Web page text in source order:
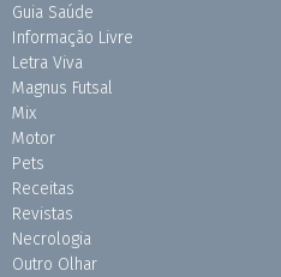
Guia Saúde
Informação Livre
Letra Viva
Magnus Futsal
Mix
Motor
Pets
Receitas
Revistas
Necrologia
Outro Olhar